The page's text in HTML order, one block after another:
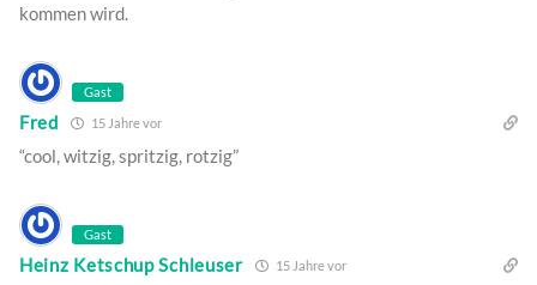
kommen wird.
Gast
Fred 15 Jahre vor
“cool, witzig, spritzig, rotzig”
Gast
Heinz Ketschup Schleuser 15 Jahre vor